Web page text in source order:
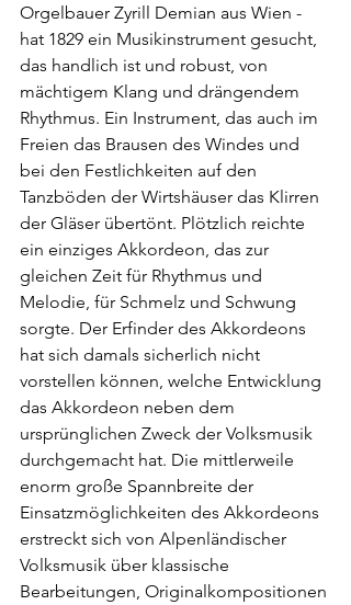
Orgelbauer Zyrill Demian aus Wien -
hat 1829 ein Musikinstrument gesucht,
das handlich ist und robust, von
mächtigem Klang und drängendem
Rhythmus. Ein Instrument, das auch im
Freien das Brausen des Windes und
bei den Festlichkeiten auf den
Tanzböden der Wirtshäuser das Klirren
der Gläser übertönt. Plötzlich reichte
ein einziges Akkordeon, das zur
gleichen Zeit für Rhythmus und
Melodie, für Schmelz und Schwung
sorgte. Der Erfinder des Akkordeons
hat sich damals sicherlich nicht
vorstellen können, welche Entwicklung
das Akkordeon neben dem
ursprünglichen Zweck der Volksmusik
durchgemacht hat. Die mittlerweile
enorm große Spannbreite der
Einsatzmöglichkeiten des Akkordeons
erstreckt sich von Alpenländischer
Volksmusik über klassische
Bearbeitungen, Originalkompositionen